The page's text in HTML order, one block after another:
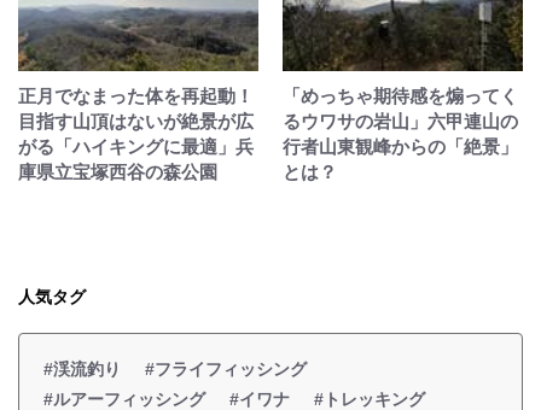
正月でなまった体を再起動！
目指す山頂はないが絶景が広
がる「ハイキングに最適」兵
庫県立宝塚西谷の森公園
「めっちゃ期待感を煽ってく
るウワサの岩山」六甲連山の
行者山東観峰からの「絶景」
とは？
人気タグ
#渓流釣り
#フライフィッシング
#ルアーフィッシング
#イワナ
#トレッキング